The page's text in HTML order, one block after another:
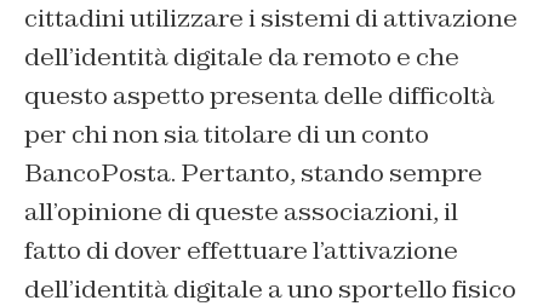
cittadini utilizzare i sistemi di attivazione
dell’identità digitale da remoto e che
questo aspetto presenta delle difficoltà
per chi non sia titolare di un conto
BancoPosta. Pertanto, stando sempre
all’opinione di queste associazioni, il
fatto di dover effettuare l’attivazione
dell’identità digitale a uno sportello fisico